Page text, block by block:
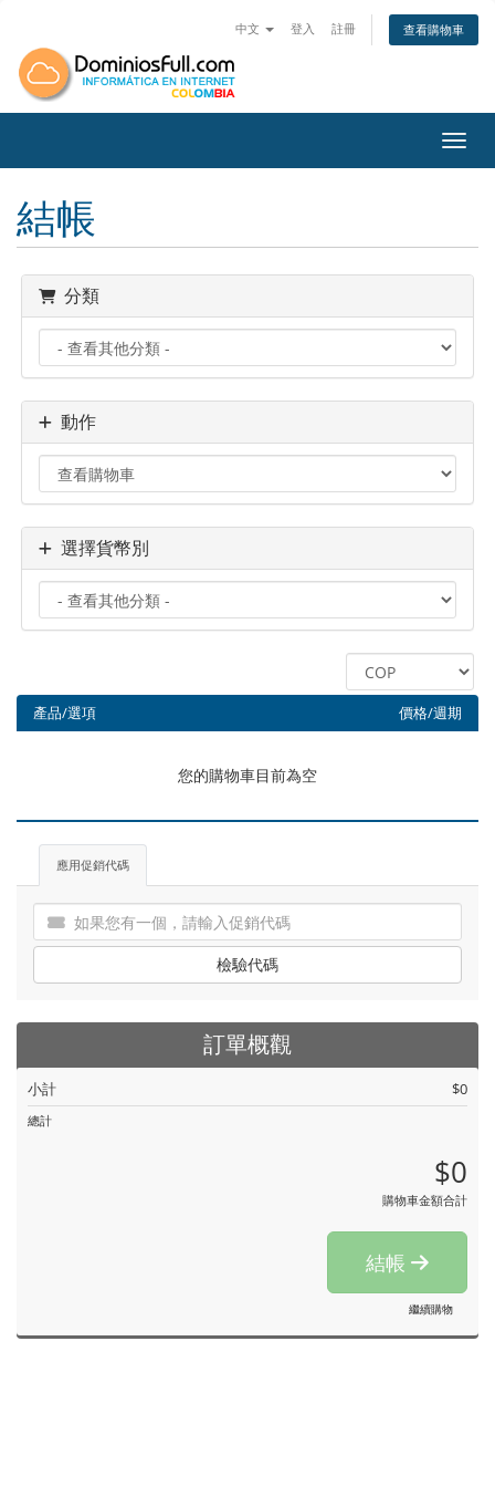
中文 登入 註冊 查看購物車
切換
結帳
分類
動作
選擇貨幣別
產品/選項 價格/週期
您的購物車目前為空
應用促銷代碼
檢驗代碼
訂單概觀
小計 $0
總計
$0
購物車金額合計
結帳
繼續購物